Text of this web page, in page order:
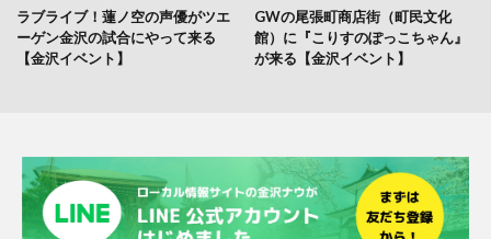
ラブライブ！蓮ノ空の声優がツエ
ーゲン金沢の試合にやって来る
【金沢イベント】
GWの尾張町商店街（町民文化
館）に『こりすのぽっこちゃん』
が来る【金沢イベント】